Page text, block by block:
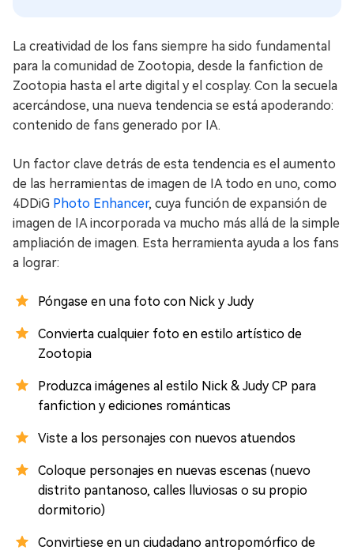
La creatividad de los fans siempre ha sido fundamental
para la comunidad de Zootopia, desde la fanfiction de
Zootopia hasta el arte digital y el cosplay. Con la secuela
acercándose, una nueva tendencia se está apoderando:
contenido de fans generado por IA.
Un factor clave detrás de esta tendencia es el aumento
de las herramientas de imagen de IA todo en uno, como
4DDiG Photo Enhancer, cuya función de expansión de
imagen de IA incorporada va mucho más allá de la simple
ampliación de imagen. Esta herramienta ayuda a los fans
a lograr:
Póngase en una foto con Nick y Judy
Convierta cualquier foto en estilo artístico de
Zootopia
Produzca imágenes al estilo Nick & Judy CP para
fanfiction y ediciones románticas
Viste a los personajes con nuevos atuendos
Coloque personajes en nuevas escenas (nuevo
distrito pantanoso, calles lluviosas o su propio
dormitorio)
Convirtiese en un ciudadano antropomórfico de